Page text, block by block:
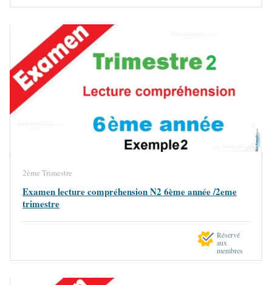
2ème Trimestre
Examen lecture compréhension N2 6ème année /2eme
trimestre
Réservé
aux
membres